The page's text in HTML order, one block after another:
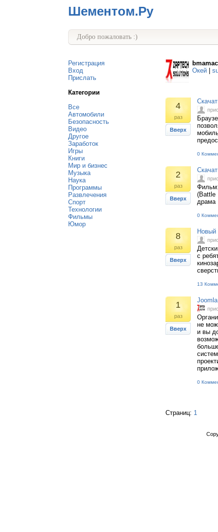
Шементом.Ру
Добро пожаловать :)
Регистрация
Вход
Прислать
Категории
Все
Автомобили
Безопасность
Видео
Другое
Заработок
Игры
Книги
Мир и бизнес
Музыка
Наука
Программы
Развлечения
Спорт
Технологии
Фильмы
Юмор
Окей
4
раз
Вверх
0
2
раз
Вверх
Фильм:
(Battle
драма
0
8
раз
Вверх
Новый
с
13
1
раз
Вверх
не
и вы
0
Страниц: 1